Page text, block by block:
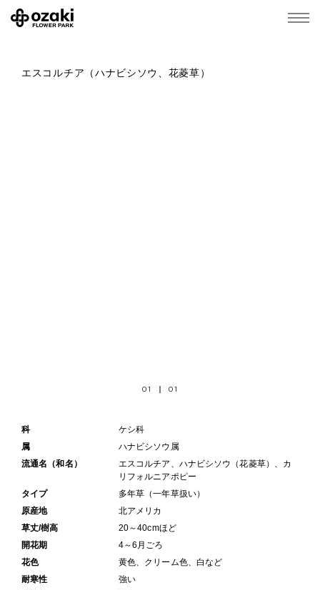
エスコルチア（ハナビシソウ、花菱草）
01 01
科
ケシ科
属
ハナビシソウ属
流通名（和名）
エスコルチア、ハナビシソウ（花菱草）、カ
リフォルニアポピー
タイプ
多年草（一年草扱い）
原産地
北アメリカ
草丈/樹高
20～40cmほど
開花期
4～6月ごろ
花色
黄色、クリーム色、白など
耐寒性
強い